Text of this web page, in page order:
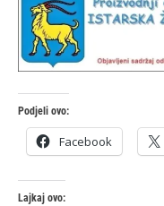
Podjeli ovo:
Facebook
Lajkaj ovo: